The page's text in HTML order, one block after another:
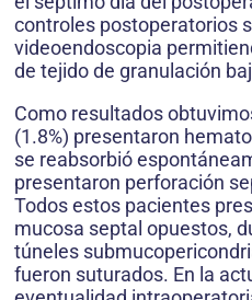
controles postoperatorios
videoendoscopia
de tejido de granulación
Como resultados
(1.8%) presentaron
se reabsorbió
presentaron perforación
Todos estos pacientes
mucosa septal opuestos,
túneles
fueron suturados. En la